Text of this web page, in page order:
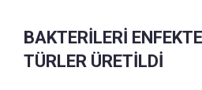
BAKTERİLERİ
TÜRLER ÜRETİLDİ